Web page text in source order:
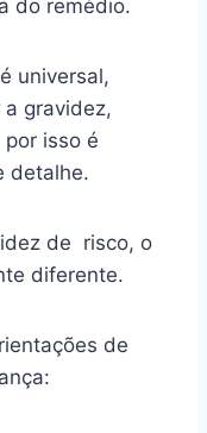
do remédio.
universal,
gravidez,
isso é
detalhe.
de risco, o
diferente.
de